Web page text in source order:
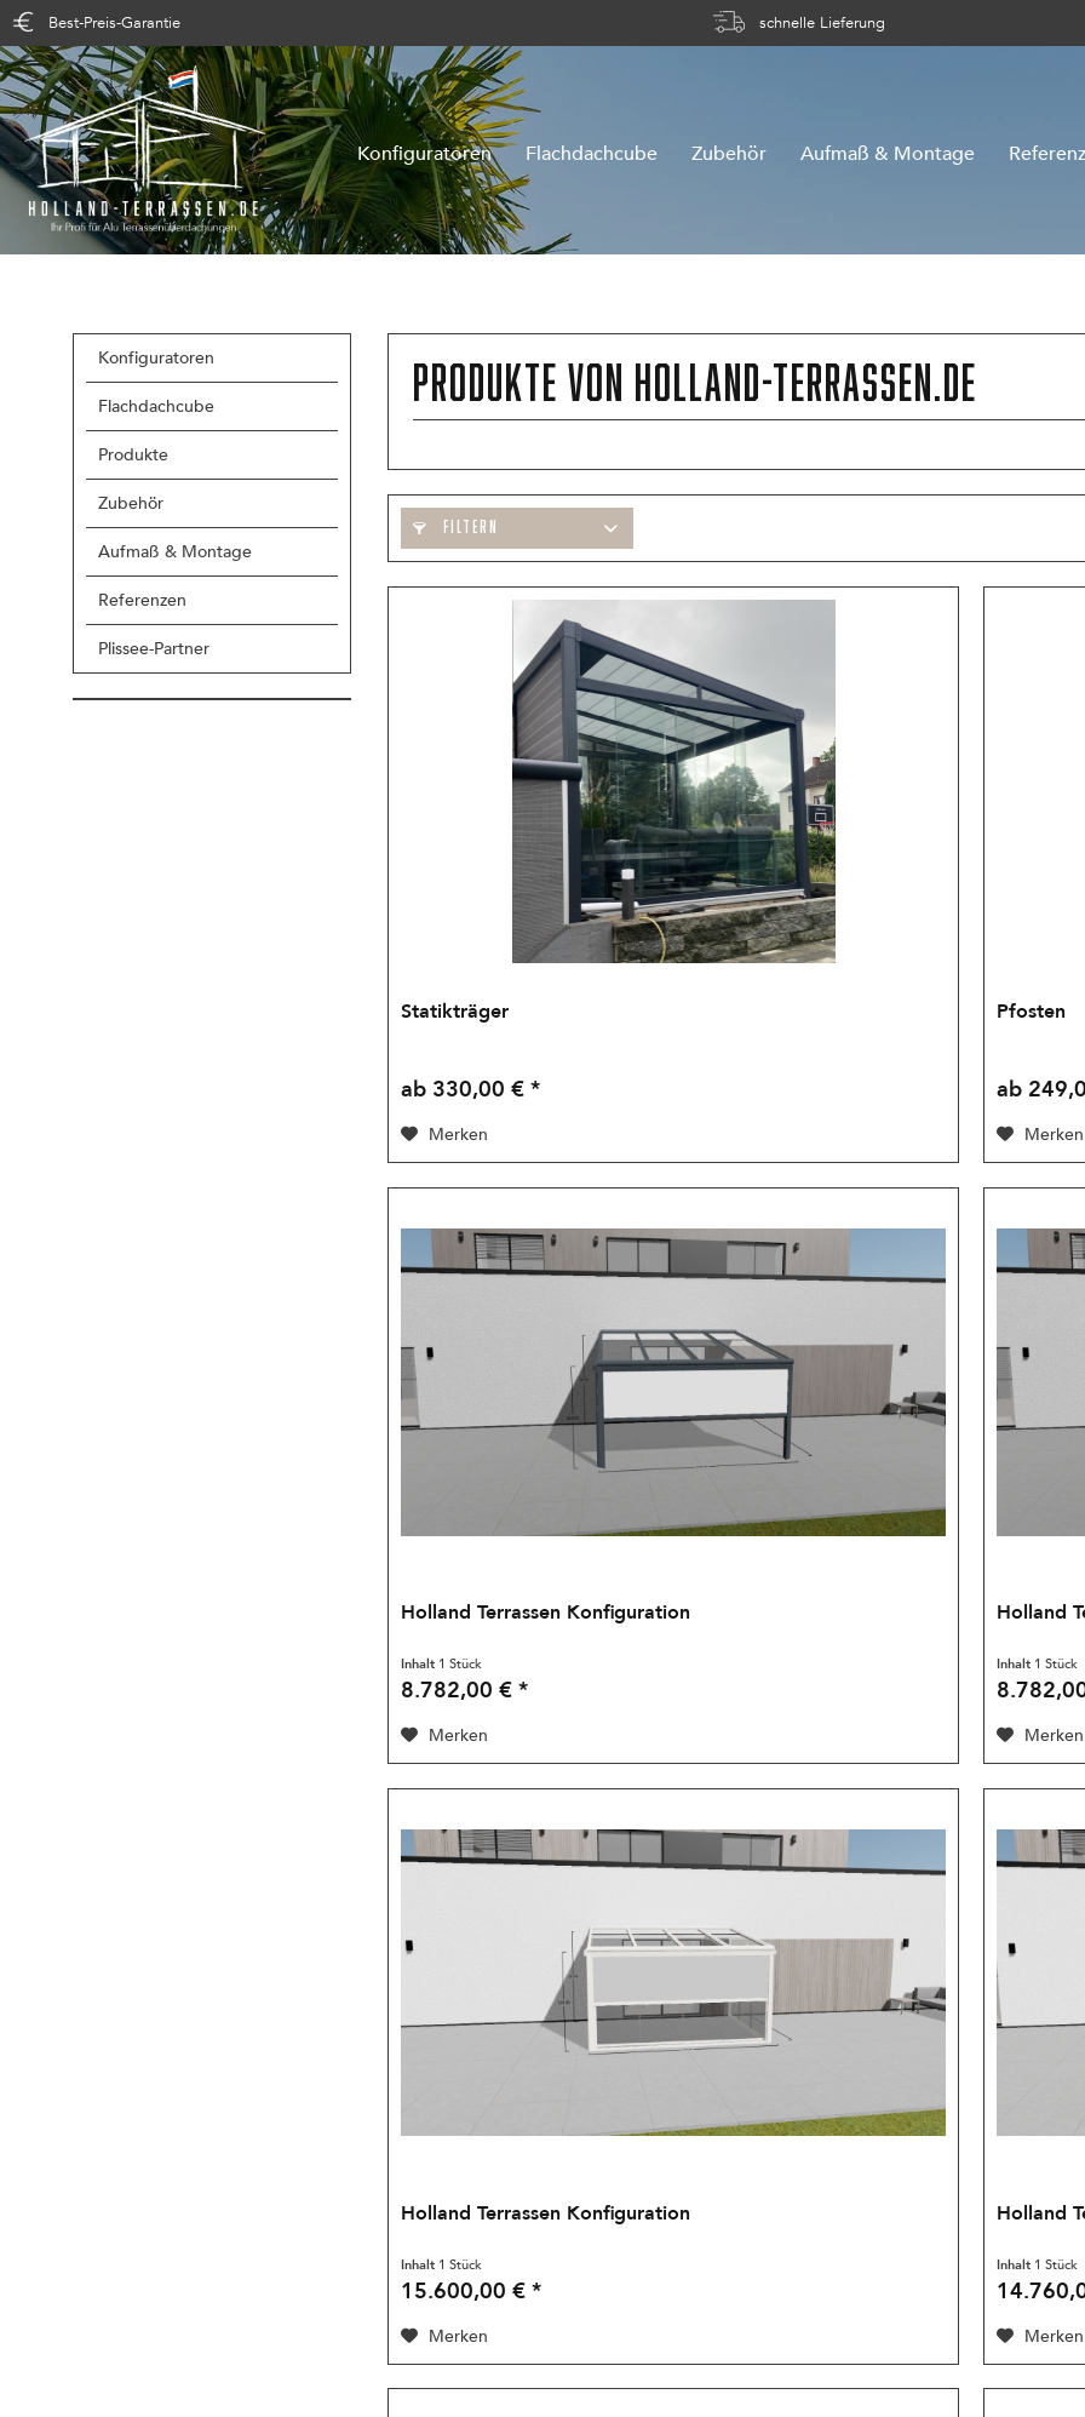
Best-Preis-Garantie schnelle Lieferung
Konfiguratoren Flachdachcube Zubehör Aufmaß & Montage
Konfiguratoren
Flachdachcube
Produkte
Zubehör
Aufmaß & Montage
Referenzen
Plissee-Partner
Produkte von Holland-Terrassen.de
FILTERN
Statikträger
ab 330,00 € *
Merken
Pfosten
ab
Merken
Holland Terrassen Konfiguration
Inhalt 1 Stück
8.782,00 € *
Merken
Holland
Inhalt 1 Stück
Merken
Holland Terrassen Konfiguration
Inhalt 1 Stück
15.600,00 € *
Merken
Holland
Inhalt 1 Stück
Merken